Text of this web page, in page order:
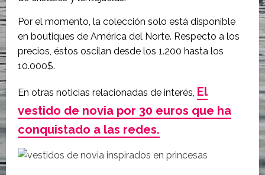
Por el momento, la colección solo está disponible
en boutiques de América del Norte. Respecto a los
precios, éstos oscilan desde los 1.200 hasta los
10.000$.
En otras noticias relacionadas de interés, El
vestido de novia por 30 euros que ha
conquistado a las redes.